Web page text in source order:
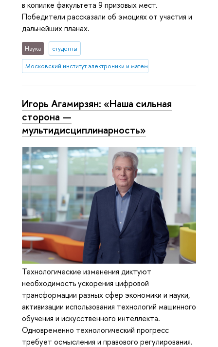
в копилке факультета 9 призовых мест.
Победители рассказали об эмоциях от участия и
дальнейших планах.
Наука студенты
Московский институт электроники и математики им. А.Н. Тихонова
Игорь Агамирзян: «Наша сильная
сторона —
мультидисциплинарность»
Технологические изменения диктуют
необходимость ускорения цифровой
трансформации разных сфер экономики и науки,
активизации использования технологий машинного
обучения и искусственного интеллекта.
Одновременно технологический прогресс
требует осмысления и правового регулирования.